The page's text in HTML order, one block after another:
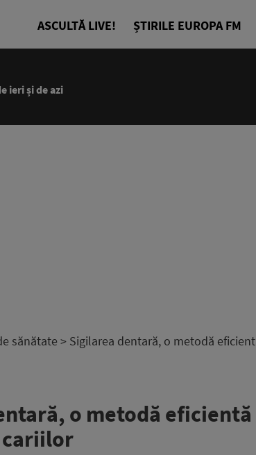
ASCULTĂ LIVE! ȘTIRILE EUROPA FM
ieri și de azi
sănătate > Sigilarea dentară, o metodă
o metodă